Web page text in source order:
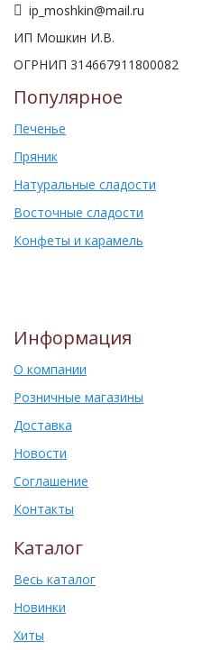
ip_moshkin@mail.ru
ИП Мошкин И.В.
ОГРНИП 314667911800082
Популярное
Печенье
Пряник
Натуральные сладости
Восточные сладости
Конфеты и карамель
Информация
О компании
Розничные магазины
Доставка
Новости
Соглашение
Контакты
Каталог
Весь каталог
Новинки
Хиты